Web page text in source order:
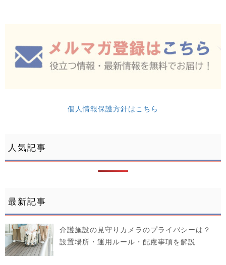
個人情報保護方針はこちら
人気記事
最新記事
介護施設の見守りカメラのプライバシーは？
設置場所・運用ルール・配慮事項を解説